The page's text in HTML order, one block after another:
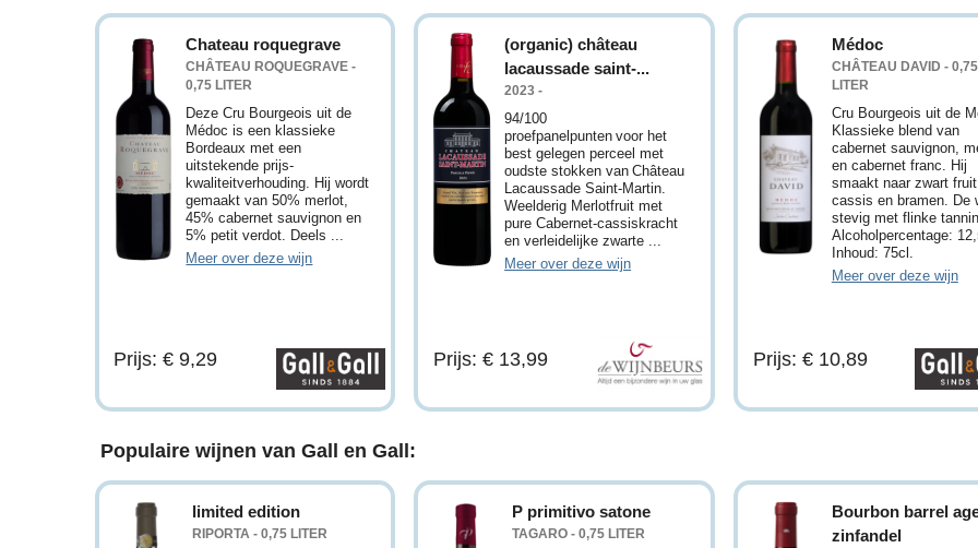
Chateau roquegrave
CHÂTEAU ROQUEGRAVE -
0,75 LITER
Deze Cru Bourgeois uit de
Médoc is een klassieke
Bordeaux met een
uitstekende prijs-
kwaliteitverhouding. Hij wordt
gemaakt van 50% merlot,
45% cabernet sauvignon en
5% petit verdot. Deels ...
Meer over deze wijn
Prijs: € 9,29
(organic) château
lacaussade saint-...
2023 -
94/100
proefpanelpunten voor het
best gelegen perceel met
oudste stokken van Château
Lacaussade Saint-Martin.
Weelderig Merlotfruit met
pure Cabernet-cassiskracht
en verleidelijke zwarte ...
Meer over deze wijn
Prijs: € 13,99
Médoc
CHÂTEAU DAVID - 0,75
LITER
Cru Bourgeois uit de
Klassieke blend van
cabernet sauvignon,
en cabernet franc. Hij
smaakt naar zwart
cassis en bramen. De
stevig met flinke
Alcoholpercentage:
Inhoud: 75cl.
Meer over deze wijn
Prijs: € 10,89
Populaire wijnen van Gall en Gall:
limited edition
RIPORTA - 0,75 LITER
P primitivo satone
TAGARO - 0,75 LITER
Bourbon barrel
zinfandel